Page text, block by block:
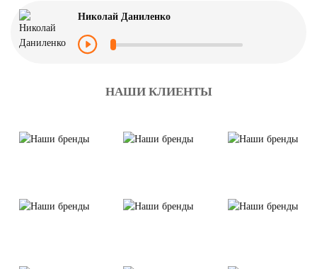
Николай Даниленко
НАШИ КЛИЕНТЫ